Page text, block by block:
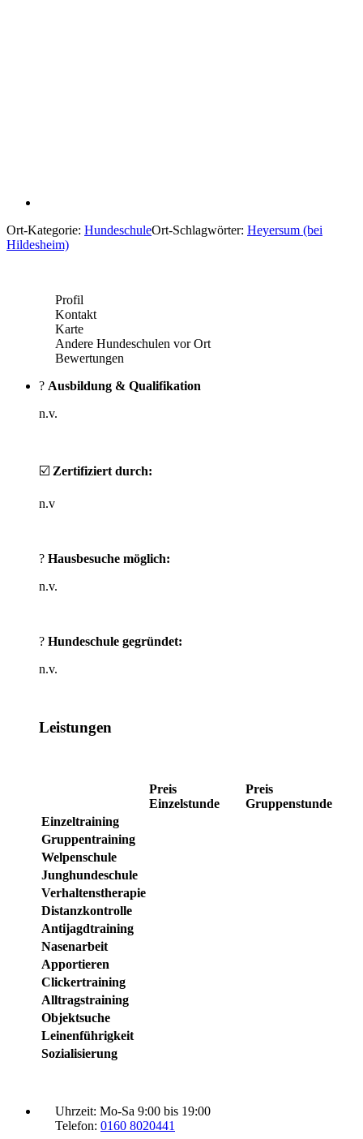
Ort-Kategorie: HundeschuleOrt-Schlagwörter: Heyersum (bei
Hildesheim)
Profil
Kontakt
Karte
Andere Hundeschulen vor Ort
Bewertungen
? Ausbildung & Qualifikation
n.v.
☑️ Zertifiziert durch:
n.v
? Hausbesuche möglich:
n.v.
? Hundeschule gegründet:
n.v.
Leistungen
Preis
Einzelstunde
Preis
Gruppenstunde
Einzeltraining
Gruppentraining
Welpenschule
Junghundeschule
Verhaltenstherapie
Distanzkontrolle
Antijagdtraining
Nasenarbeit
Apportieren
Clickertraining
Alltragstraining
Objektsuche
Leinenführigkeit
Sozialisierung
Uhrzeit: Mo-Sa 9:00 bis 19:00
Telefon: 0160 8020441